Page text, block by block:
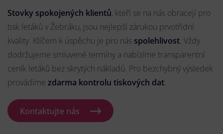
Stovky spokojených klientů, kteří se na nás obracejí pro
tisk letáků v Žebráku, jsou nejlepší zárukou prvotřídní
kvality. Klíčem k úspěchu je pro nás spolehlivost. Vždy
dodržujeme smluvené termíny a nabízíme transparentní
ceník letáků bez skrytých nákladů. Pro bezchybný výsledek
provádíme zdarma kontrolu tiskových dat.
Kontaktujte nás